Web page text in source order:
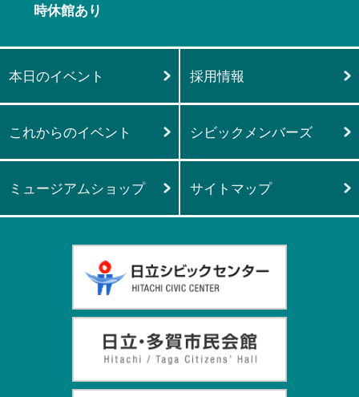
時休館あり
本日のイベント 採用情報
これからのイベント シビックメンバーズ
ミュージアムショップ サイトマップ